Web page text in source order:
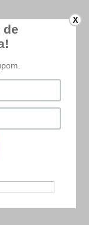
MODULAR
X